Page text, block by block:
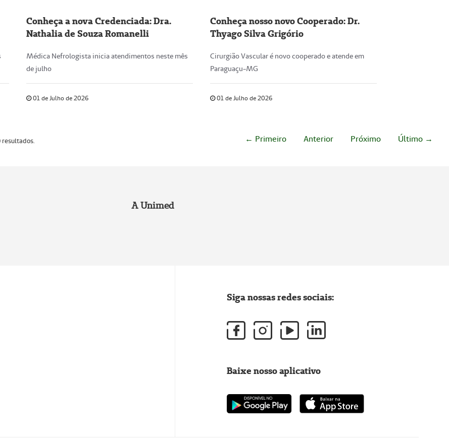
Conheça a nova Credenciada: Dra.
Nathalia de Souza Romanelli
Médica Nefrologista inicia atendimentos neste mês
de julho
01 de Julho de 2026
Conheça nosso novo Cooperado: Dr.
Thyago Silva Grigório
Cirurgião Vascular é novo cooperado e atende em
Paraguaçu-MG
01 de Julho de 2026
resultados. ← Primeiro Anterior Próximo Último →
A Unimed
Siga nossas redes sociais:
Baixe nosso aplicativo